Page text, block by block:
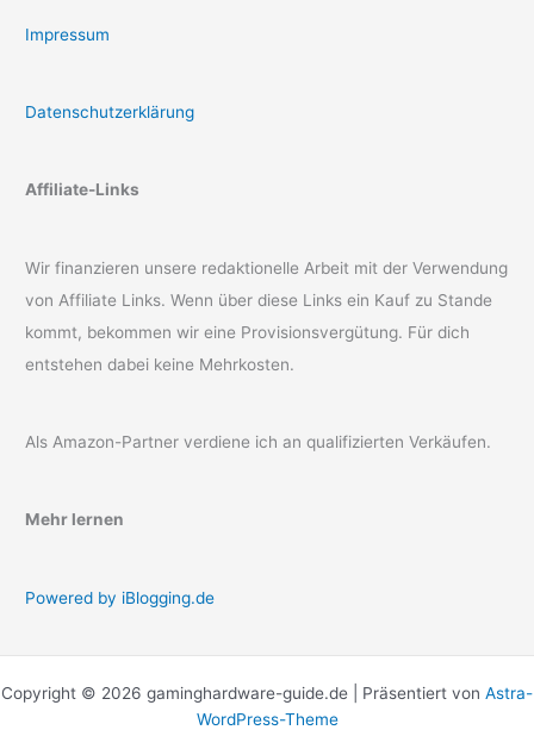
Impressum
Datenschutzerklärung
Affiliate-Links
Wir finanzieren unsere redaktionelle Arbeit mit der Verwendung
von Affiliate Links. Wenn über diese Links ein Kauf zu Stande
kommt, bekommen wir eine Provisionsvergütung. Für dich
entstehen dabei keine Mehrkosten.
Als Amazon-Partner verdiene ich an qualifizierten Verkäufen.
Mehr lernen
Powered by iBlogging.de
Copyright © 2026 gaminghardware-guide.de | Präsentiert von Astra-
WordPress-Theme